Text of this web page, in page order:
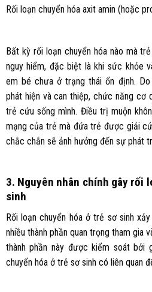
Rối loạn chuyển hóa axit amin (hoặc
Bất kỳ rối loạn chuyển hóa nào mà
nguy hiểm, đặc biệt là khi sức khỏe
em bé chưa ở trạng thái ổn định.
phát hiện và can thiệp, chức năng cơ
trẻ cứu sống mình. Điều trị muộn
mạng của trẻ mà đứa trẻ được giải
chắc chắn sẽ ảnh hưởng đến sự phát
3. Nguyên nhân chính gây rối
sinh
Rối loạn chuyển hóa ở trẻ sơ sinh
nhiều thành phần quan trọng tham gia
thành phần này được kiểm soát bởi
chuyển hóa ở trẻ sơ sinh có liên quan